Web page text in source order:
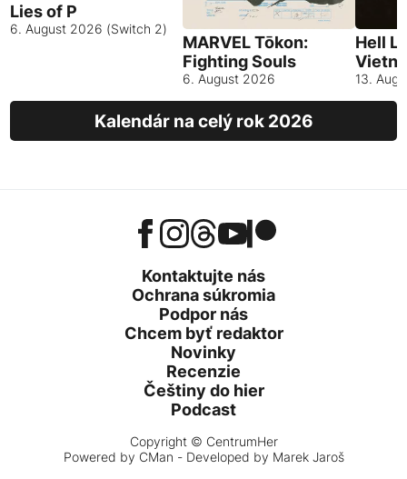
Lies of P
6. August 2026 (Switch 2)
MARVEL Tōkon:
Fighting Souls
6. August 2026
Hell
13.
Kalendár na celý rok 2026
Kontaktujte nás
Ochrana súkromia
Podpor nás
Chcem byť redaktor
Novinky
Recenzie
Češtiny do hier
Podcast
Copyright © CentrumHer
Powered by CMan - Developed by Marek Jaroš